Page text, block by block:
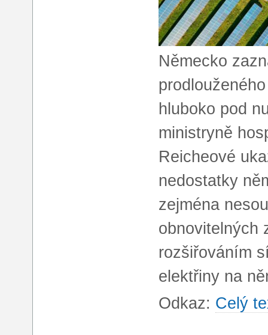
Německo
hluboko pod
ministryně
Reicheové
nedostatky
zejména
obnovitelných
rozšiřováním
elektřiny na
Odkaz: Celý